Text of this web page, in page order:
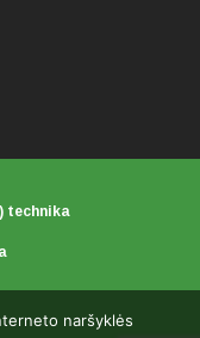
technika
naršyklės